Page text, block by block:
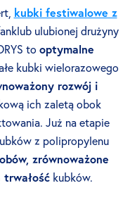
kubki festiwalowe z
ulubionej drużyny
to optymalne
kubki wielorazowego
rozwój i
ich zaletą obok
Już na etapie
z polipropylenu
zrównoważone
trwałość kubków.